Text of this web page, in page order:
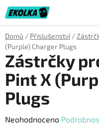
Přejít
na
obsah
Domů / Příslušenství /
(Purple) Charger Plugs
Zástrčky
Pint X
Plugs
Průměrné
Neohodnoceno